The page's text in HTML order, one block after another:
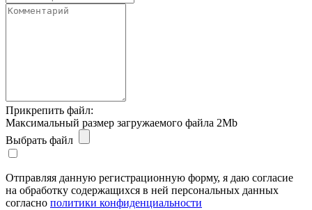
Прикрепить файл:
Максимальный размер загружаемого файла 2Mb
Выбрать файл
Отправляя данную регистрационную форму, я даю согласие
на обработку содержащихся в ней персональных данных
согласно политики конфиденциальности